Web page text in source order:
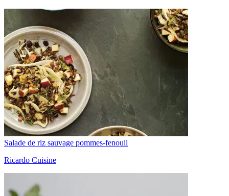
Salade de riz sauvage pommes-fenouil
Ricardo Cuisine